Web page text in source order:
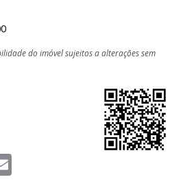
do imóvel sujeitos a alterações sem